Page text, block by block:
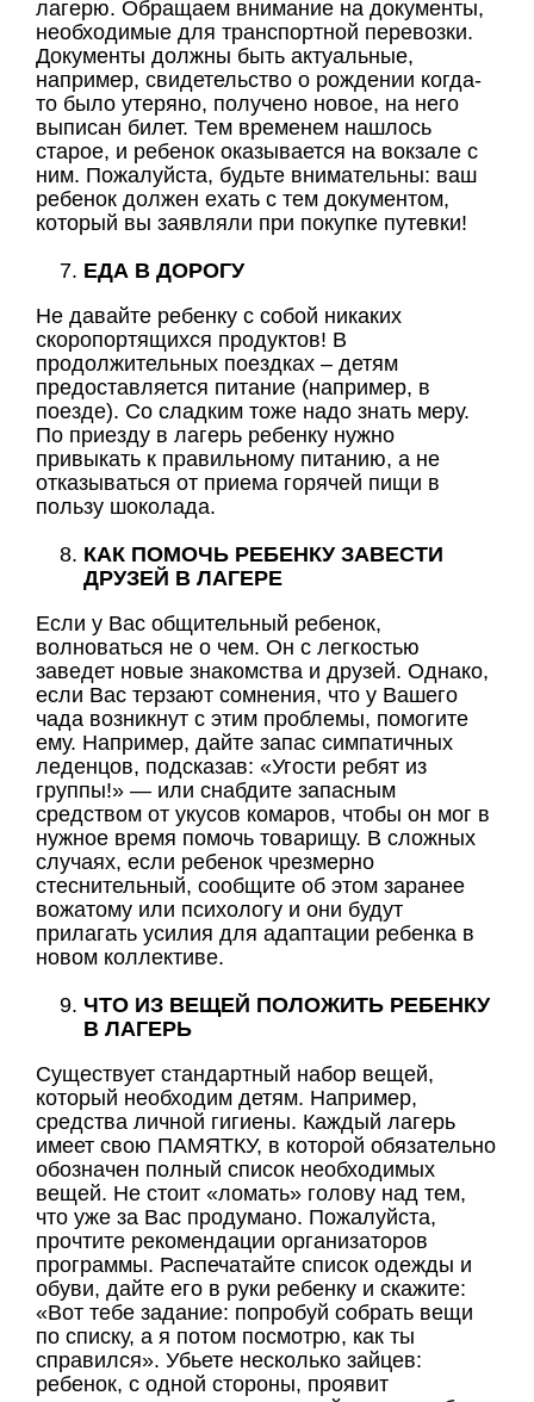
лагерю. Обращаем внимание на документы,
необходимые для транспортной перевозки.
Документы должны быть актуальные,
например, свидетельство о рождении когда-
то было утеряно, получено новое, на него
выписан билет. Тем временем нашлось
старое, и ребенок оказывается на вокзале с
ним. Пожалуйста, будьте внимательны: ваш
ребенок должен ехать с тем документом,
который вы заявляли при покупке путевки!
ЕДА В ДОРОГУ
Не давайте ребенку с собой никаких
скоропортящихся продуктов! В
продолжительных поездках – детям
предоставляется питание (например, в
поезде). Со сладким тоже надо знать меру.
По приезду в лагерь ребенку нужно
привыкать к правильному питанию, а не
отказываться от приема горячей пищи в
пользу шоколада.
КАК ПОМОЧЬ РЕБЕНКУ ЗАВЕСТИ
ДРУЗЕЙ В ЛАГЕРЕ
Если у Вас общительный ребенок,
волноваться не о чем. Он с легкостью
заведет новые знакомства и друзей. Однако,
если Вас терзают сомнения, что у Вашего
чада возникнут с этим проблемы, помогите
ему. Например, дайте запас симпатичных
леденцов, подсказав: «Угости ребят из
группы!» — или снабдите запасным
средством от укусов комаров, чтобы он мог в
нужное время помочь товарищу. В сложных
случаях, если ребенок чрезмерно
стеснительный, сообщите об этом заранее
вожатому или психологу и они будут
прилагать усилия для адаптации ребенка в
новом коллективе.
ЧТО ИЗ ВЕЩЕЙ ПОЛОЖИТЬ РЕБЕНКУ
В ЛАГЕРЬ
Существует стандартный набор вещей,
который необходим детям. Например,
средства личной гигиены. Каждый лагерь
имеет свою ПАМЯТКУ, в которой обязательно
обозначен полный список необходимых
вещей. Не стоит «ломать» голову над тем,
что уже за Вас продумано. Пожалуйста,
прочтите рекомендации организаторов
программы. Распечатайте список одежды и
обуви, дайте его в руки ребенку и скажите:
«Вот тебе задание: попробуй собрать вещи
по списку, а я потом посмотрю, как ты
справился». Убьете несколько зайцев:
ребенок, с одной стороны, проявит